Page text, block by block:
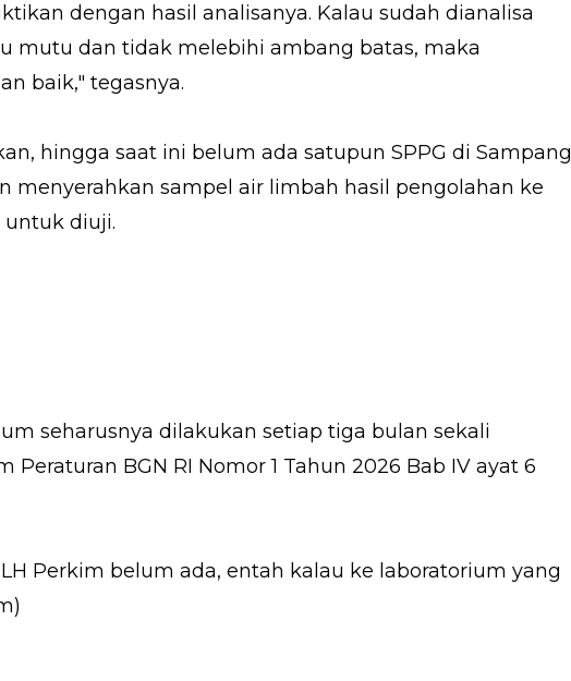
dengan hasil analisanya. Kalau sudah dianalisa
mutu dan tidak melebihi ambang batas, maka
baik," tegasnya.
hingga saat ini belum ada satupun SPPG di Sampang
menyerahkan sampel air limbah hasil pengolahan ke
untuk diuji.
seharusnya dilakukan setiap tiga bulan sekali
BGN RI Nomor 1 Tahun 2026 Bab IV ayat 6
Perkim belum ada, entah kalau ke laboratorium yang